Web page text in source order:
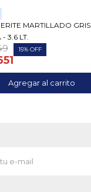
MARTILLADO GRIS
3.6 LT.
15